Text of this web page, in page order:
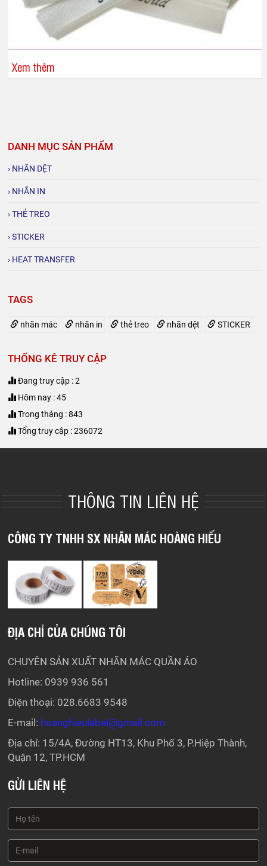
Xem thêm
DANH MỤC SẢN PHẨM
› NHÃN DỆT
› NHÃN IN
› THẺ TREO
› STICKER
› HEAT TRANSFER
TAGS
nhãn mác nhãn in thẻ treo nhãn dệt STICKER
THỐNG KÊ TRUY CẬP
Đang truy cập : 2
Hôm nay : 45
Trong tháng : 843
Tổng truy cập : 236072
THÔNG TIN LIÊN HỆ
CÔNG TY TNHH SX NHÃN MÁC HOÀNG HIẾU
ĐỊA CHỈ CỦA CHÚNG TÔI
CHUYÊN SẢN XUẤT NHÃN MÁC QUẦN ÁO
Hotline: 0939 936 561
Điện thoại: 028.6683 9548
E-mail: hoanghieulabel@gmail.com
Địa chỉ: 15/4A, Đường HT13, Khu Phố 3, P.Hiệp Thành,
Quận 12, TP.HCM
GỬI LIÊN HỆ